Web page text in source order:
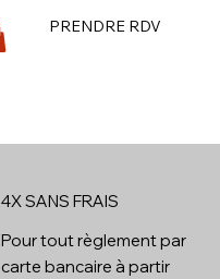
PRENDRE RDV
4x
4X SANS FRAIS
Pour tout règlement par
carte bancaire à partir